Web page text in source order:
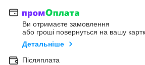
Ви отримаєте замовлення
або гроші повернуться на вашу
Детальніше
Післяплата